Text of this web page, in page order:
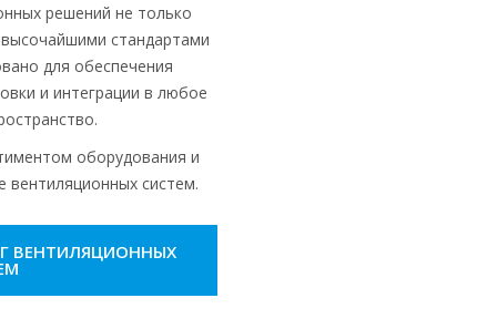
решений не только
стандартами
для обеспечения
и интеграции в любое
оборудования и
вентиляционных систем.
ВЕНТИЛЯЦИОННЫХ